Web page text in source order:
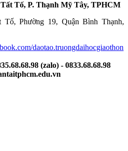
Tố, P. Thạnh Mỹ Tây, TPHCM
Phường 19, Quận Bình Thạnh,
daotao.truongdaihocgiaothon
(zalo) - 0833.68.68.98